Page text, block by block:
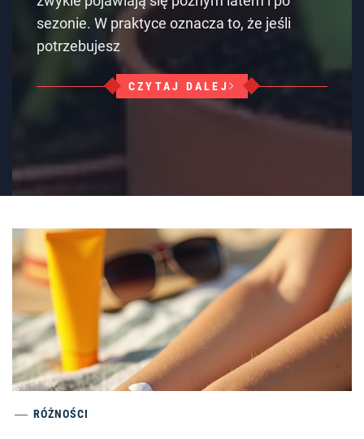
sezonie. W praktyce oznacza to, że jeśli
potrzebujesz
CZYTAJ DALEJ
RÓŻNOŚCI